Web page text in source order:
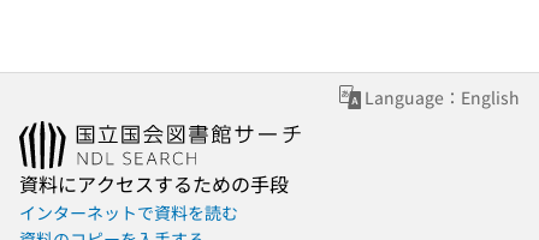
Language：English
資料にアクセスするための手段
インターネットで資料を読む